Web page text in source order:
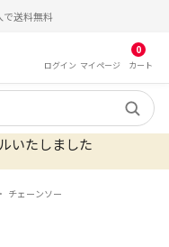
送料無料
ログイン マイ ページ
0
カート
いたしました
チェーンソー